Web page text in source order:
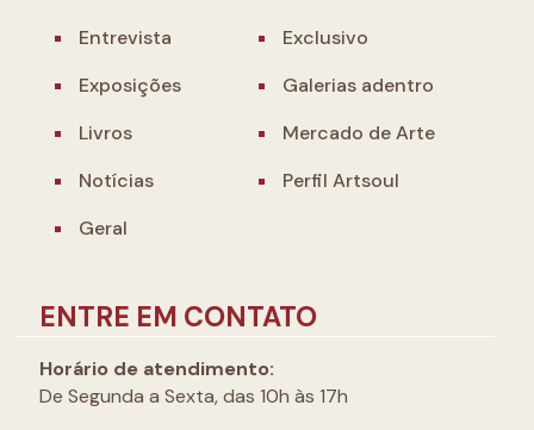
Entrevista
Exclusivo
Exposições
Galerias adentro
Livros
Mercado de Arte
Notícias
Perfil Artsoul
Geral
ENTRE EM CONTATO
Horário de atendimento:
De Segunda a Sexta, das 10h às 17h